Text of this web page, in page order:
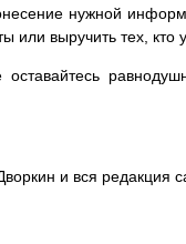
нужной
выручить тех, кто
и вся редакция